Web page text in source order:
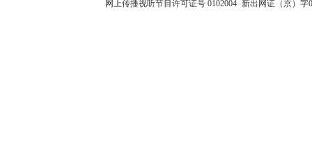
网上传播视听节目许可证号 0102004 新出网证（京）